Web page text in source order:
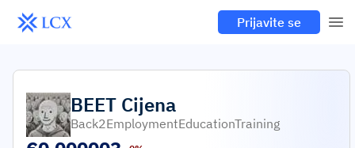
Prijavite se
BEET Cijena
Back2EmploymentEducationTraining